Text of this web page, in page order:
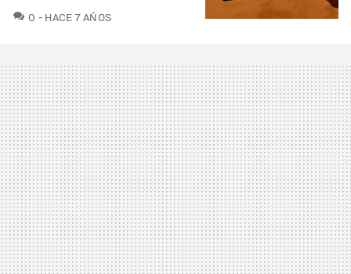
0 COMENTARIOS
HACE 7 AÑOS